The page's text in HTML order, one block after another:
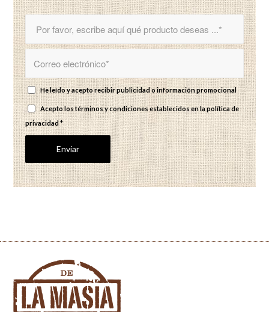
He leído y acepto recibir publicidad o información promocional
Acepto los términos y condiciones establecidos enla política de
privacidad*